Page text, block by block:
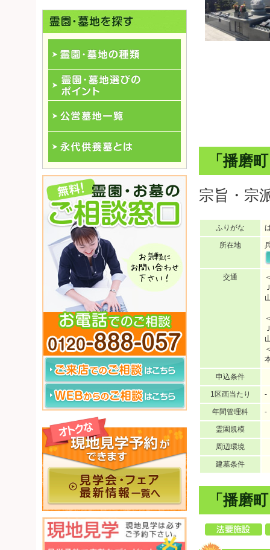
「播磨
宗旨・宗
ふりがな
所在地
交通
申込条件
1区画当たり -
年間管理科 -
霊園規模
周辺環境
建墓条件
「播磨
霊園･墓地の種類
永代供養一覧